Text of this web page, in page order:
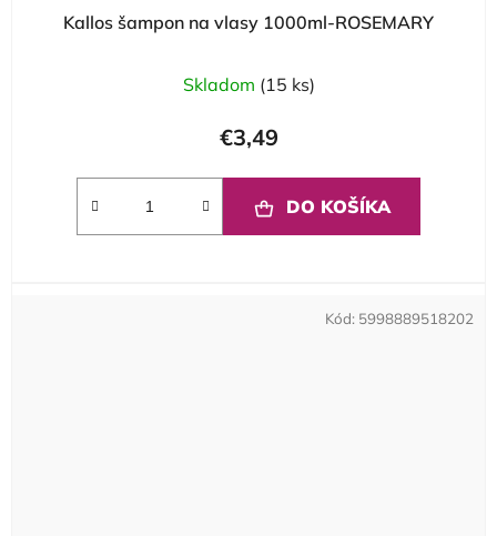
Kallos šampon na vlasy 1000ml-ROSEMARY
Skladom (15 ks)
€3,49
DO KOŠÍKA
Kód: 5998889518202